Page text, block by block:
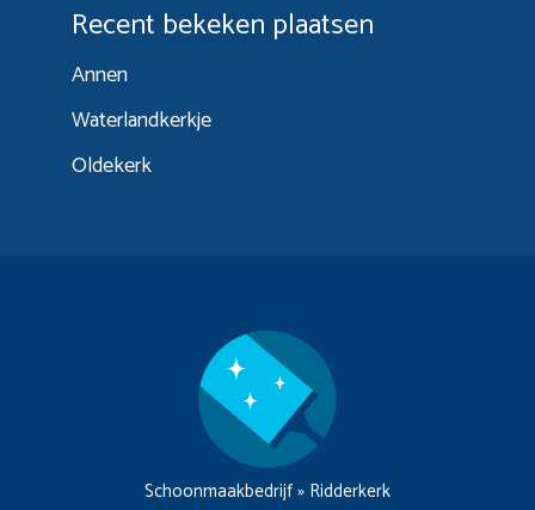
Recent bekeken plaatsen
Annen
Waterlandkerkje
Oldekerk
Schoonmaakbedrijf» Ridderkerk